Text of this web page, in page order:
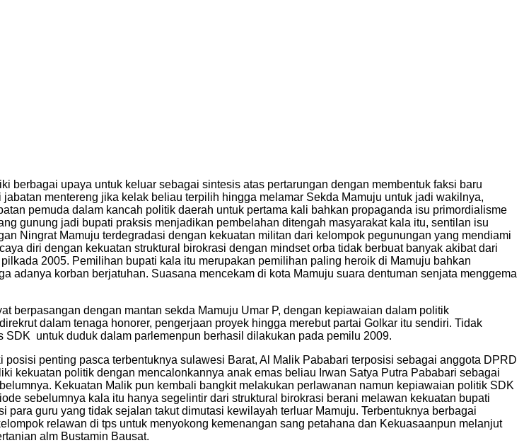
berbagai upaya untuk keluar sebagai sintesis atas pertarungan dengan membentuk faksi baru
mentereng jika kelak beliau terpilih hingga melamar Sekda Mamuju untuk jadi wakilnya,
pemuda dalam kancah politik daerah untuk pertama kali bahkan propaganda isu primordialisme
gunung jadi bupati praksis menjadikan pembelahan ditengah masyarakat kala itu, sentilan isu
Ningrat Mamuju terdegradasi dengan kekuatan militan dari kelompok pegunungan yang mendiami
diri dengan kekuatan struktural birokrasi dengan mindset orba tidak berbuat banyak akibat dari
2005. Pemilihan bupati kala itu merupakan pemilihan paling heroik di Mamuju bahkan
adanya korban berjatuhan. Suasana mencekam di kota Mamuju suara dentuman senjata menggema
berpasangan dengan mantan sekda Mamuju Umar P, dengan kepiawaian dalam politik
dalam tenaga honorer, pengerjaan proyek hingga merebut partai Golkar itu sendiri. Tidak
untuk duduk dalam parlemenpun berhasil dilakukan pada pemilu 2009.
penting pasca terbentuknya sulawesi Barat, Al Malik Pababari terposisi sebagai anggota DPRD
kekuatan politik dengan mencalonkannya anak emas beliau Irwan Satya Putra Pababari sebagai
Kekuatan Malik pun kembali bangkit melakukan perlawanan namun kepiawaian politik SDK
sebelumnya kala itu hanya segelintir dari struktural birokrasi berani melawan kekuatan bupati
guru yang tidak sejalan takut dimutasi kewilayah terluar Mamuju. Terbentuknya berbagai
relawan di tps untuk menyokong kemenangan sang petahana dan Kekuasaanpun melanjut
alm Bustamin Bausat.